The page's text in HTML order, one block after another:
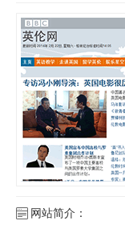
网站简介：